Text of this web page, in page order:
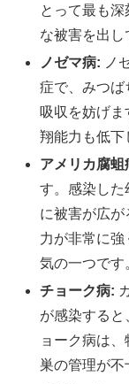
とって最も
な被害を出し
ノゼマ病: ノ
症で、みつば
吸収を妨げ
翔能力も低下
アメリカ腐蛆
す。感染した
に被害が広
力が非常に
気の一つです
チョーク病:
が感染する
ョーク病は
巣の管理が不